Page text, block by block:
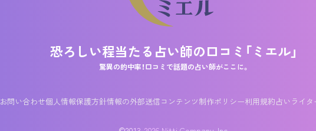
恐ろしい程当たる占い師の口コミ 「ミエル」
驚異の的中率！口コミで話題の占い師がここに。
お問い合わせ個人情報保護方針情報の外部送信コンテンツ制作ポリシー利用規約占いライタ